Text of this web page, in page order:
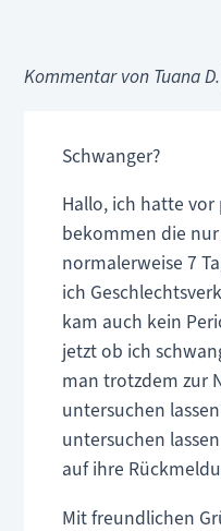
Kommentar von Tuana
Schwanger?
Hallo, ich hatte vor
bekommen die nur
normalerweise 7
ich
kam auch kein
jetzt ob ich
man trotzdem zur
untersuchen
untersuchen
auf ihre
Mit freundlichen